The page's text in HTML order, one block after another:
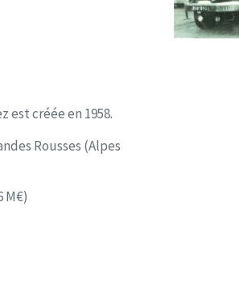
est créée en 1958.
Rousses (Alpes
M€)